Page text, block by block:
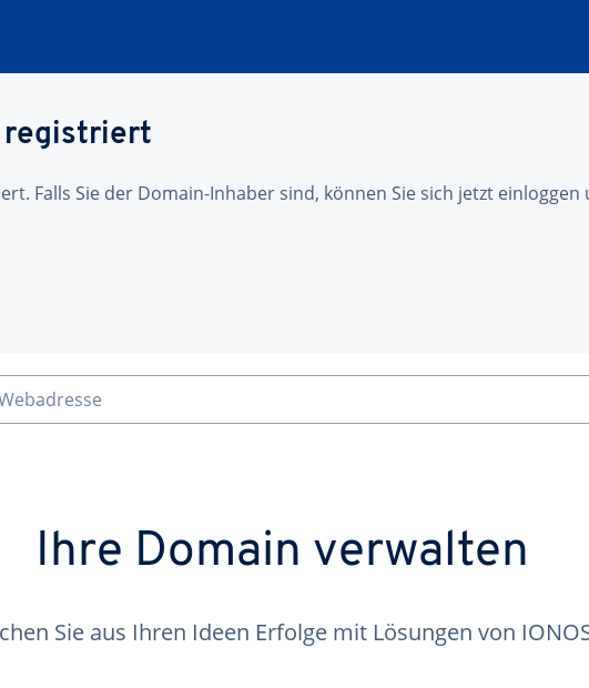
registriert
Falls Sie der Domain-Inhaber sind, können Sie sich jetzt einloggen
Ihre Domain verwalten
Sie aus Ihren Ideen Erfolge mit Lösungen von